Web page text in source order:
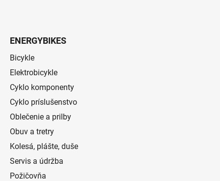
ENERGYBIKES
Bicykle
Elektrobicykle
Cyklo komponenty
Cyklo príslušenstvo
Oblečenie a prilby
Obuv a tretry
Kolesá, plášte, duše
Servis a údržba
Požičovňa